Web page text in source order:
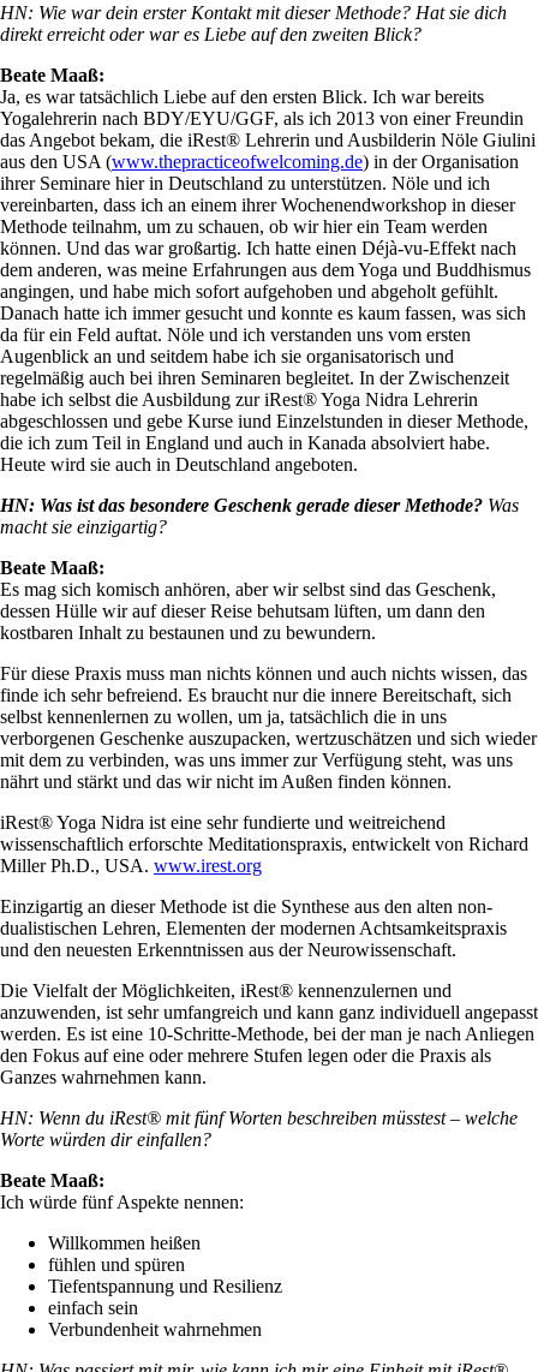
HN: Wie war dein erster Kontakt mit dieser Methode? Hat sie dich
direkt erreicht oder war es Liebe auf den zweiten Blick?
Beate Maaß:
Ja, es war tatsächlich Liebe auf den ersten Blick. Ich war bereits
Yogalehrerin nach BDY/EYU/GGF, als ich 2013 von einer Freundin
das Angebot bekam, die iRest® Lehrerin und Ausbilderin Nöle Giulini
aus den USA (www.thepracticeofwelcoming.de) in der Organisation
ihrer Seminare hier in Deutschland zu unterstützen. Nöle und ich
vereinbarten, dass ich an einem ihrer Wochenendworkshop in dieser
Methode teilnahm, um zu schauen, ob wir hier ein Team werden
können. Und das war großartig. Ich hatte einen Déjà-vu-Effekt nach
dem anderen, was meine Erfahrungen aus dem Yoga und Buddhismus
angingen, und habe mich sofort aufgehoben und abgeholt gefühlt.
Danach hatte ich immer gesucht und konnte es kaum fassen, was sich
da für ein Feld auftat. Nöle und ich verstanden uns vom ersten
Augenblick an und seitdem habe ich sie organisatorisch und
regelmäßig auch bei ihren Seminaren begleitet. In der Zwischenzeit
habe ich selbst die Ausbildung zur iRest® Yoga Nidra Lehrerin
abgeschlossen und gebe Kurse iund Einzelstunden in dieser Methode,
die ich zum Teil in England und auch in Kanada absolviert habe.
Heute wird sie auch in Deutschland angeboten.
HN: Was ist das besondere Geschenk gerade dieser Methode? Was
macht sie einzigartig?
Beate Maaß:
Es mag sich komisch anhören, aber wir selbst sind das Geschenk,
dessen Hülle wir auf dieser Reise behutsam lüften, um dann den
kostbaren Inhalt zu bestaunen und zu bewundern.
Für diese Praxis muss man nichts können und auch nichts wissen, das
finde ich sehr befreiend. Es braucht nur die innere Bereitschaft, sich
selbst kennenlernen zu wollen, um ja, tatsächlich die in uns
verborgenen Geschenke auszupacken, wertzuschätzen und sich wieder
mit dem zu verbinden, was uns immer zur Verfügung steht, was uns
nährt und stärkt und das wir nicht im Außen finden können.
iRest® Yoga Nidra ist eine sehr fundierte und weitreichend
wissenschaftlich erforschte Meditationspraxis, entwickelt von Richard
Miller Ph.D., USA. www.irest.org
Einzigartig an dieser Methode ist die Synthese aus den alten non-
dualistischen Lehren, Elementen der modernen Achtsamkeitspraxis
und den neuesten Erkenntnissen aus der Neurowissenschaft.
Die Vielfalt der Möglichkeiten, iRest® kennenzulernen und
anzuwenden, ist sehr umfangreich und kann ganz individuell angepasst
werden. Es ist eine 10-Schritte-Methode, bei der man je nach Anliegen
den Fokus auf eine oder mehrere Stufen legen oder die Praxis als
Ganzes wahrnehmen kann.
HN: Wenn du iRest® mit fünf Worten beschreiben müsstest – welche
Worte würden dir einfallen?
Beate Maaß:
Ich würde fünf Aspekte nennen:
Willkommen heißen
fühlen und spüren
Tiefentspannung und Resilienz
einfach sein
Verbundenheit wahrnehmen